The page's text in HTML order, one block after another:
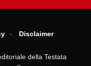
Disclaimer
della Testata